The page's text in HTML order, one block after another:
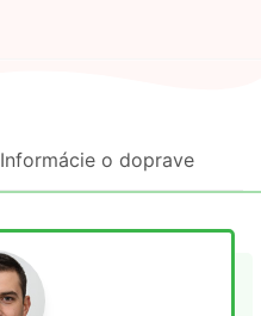
Informácie o doprave